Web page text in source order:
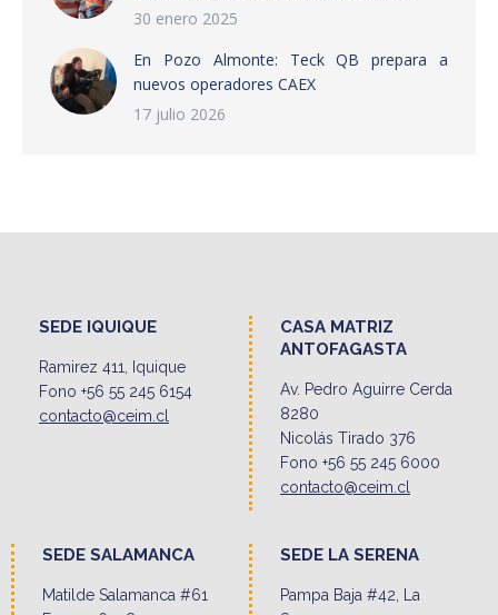
30 enero 2025
En Pozo Almonte: Teck QB prepara a
nuevos operadores CAEX
17 julio 2026
SEDE IQUIQUE
Ramirez 411, Iquique
Fono +56 55 245 6154
contacto@ceim.cl
CASA MATRIZ
ANTOFAGASTA
Av. Pedro Aguirre Cerda
8280
Nicolás Tirado 376
Fono +56 55 245 6000
contacto@ceim.cl
SEDE SALAMANCA
Matilde Salamanca #61
SEDE LA SERENA
Pampa Baja #42, La